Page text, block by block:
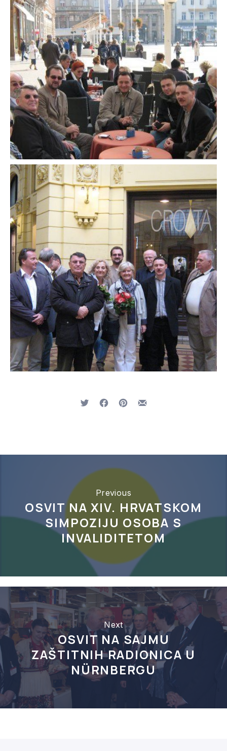
TweetShare on Facebook
Share on Pinterest
Share by Email
Previous
OSVIT NA XIV. HRVATSKOM
SIMPOZIJU OSOBA S
INVALIDITETOM
Next
OSVIT NA SAJMU
ZAŠTITNIH RADIONICA U
NÜRNBERGU